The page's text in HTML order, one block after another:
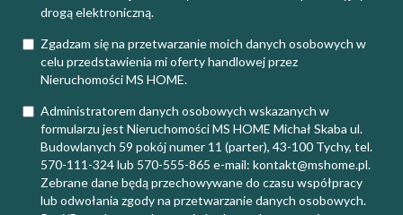
drogą elektroniczną.
Zgadzam się na przetwarzanie moich danych osobowych w
celu przedstawienia mi oferty handlowej przez
Nieruchomości MS HOME.
Administratorem danych osobowych wskazanych w
formularzu jest Nieruchomości MS HOME Michał Skaba ul.
Budowlanych 59 pokój numer 11 (parter), 43-100 Tychy, tel.
570-111-324 lub 570-555-865 e-mail: kontakt@mshome.pl.
Zebrane dane będą przechowywane do czasu współpracy
lub odwołania zgody na przetwarzanie danych osobowych.